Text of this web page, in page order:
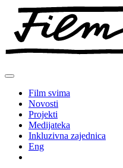
Preskoči
sadržaj
Film svima
Novosti
Projekti
Medijateka
Inkluzivna zajednica
Eng